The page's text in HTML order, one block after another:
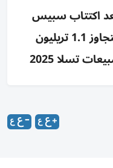
اكتتاب سبيس
إكس بـ75 مليار؛ ثروته قد تتجاوز 1.1 تريليون
تسلا 2025